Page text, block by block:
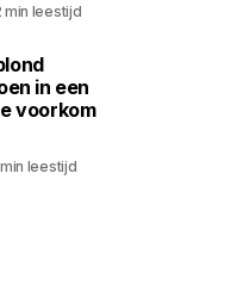
min leestijd
in een
voorkom
leestijd